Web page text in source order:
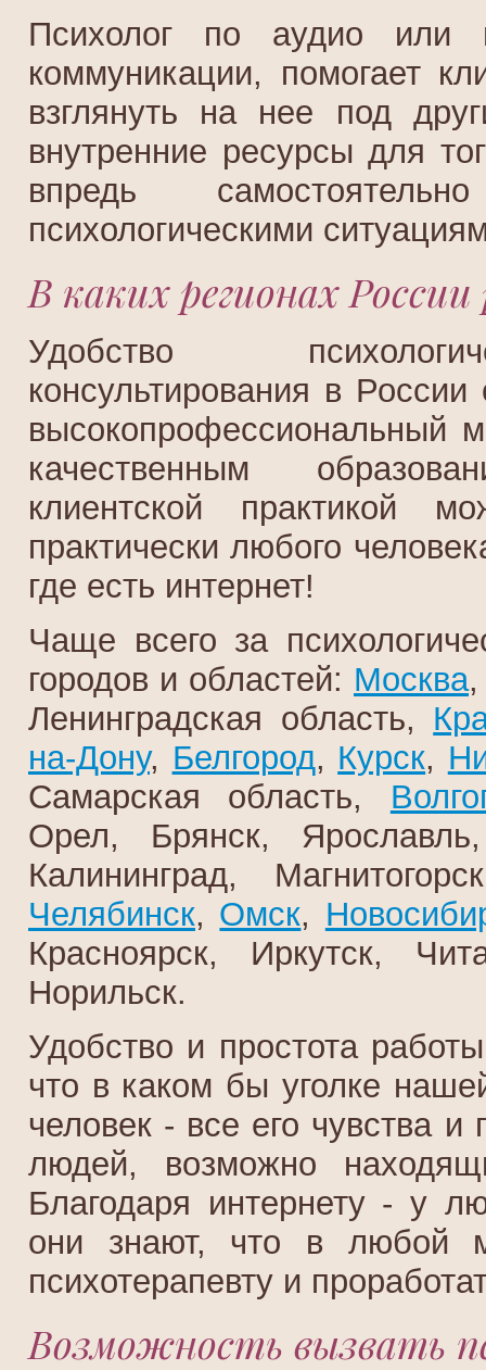
Психолог по аудио или
коммуникации, помогает
взглянуть на нее под
внутренние ресурсы для
впредь
психологическими
В каких регионах
Удобство
консультирования в
высокопрофессиональный
качественным
клиентской практикой
практически любого
где есть интернет!
Чаще всего за
городов и областей: Москва,
Ленинградская область,
на-Дону, Белгород, Курск,
Самарская область,
Орел, Брянск,
Калининград,
Челябинск, Омск,
Красноярск, Иркутск,
Норильск.
Удобство и простота
что в каком бы уголке
человек - все его чувства
людей, возможно
Благодаря интернету - у
они знают, что в любой
психотерапевту и
Возможность вызвать